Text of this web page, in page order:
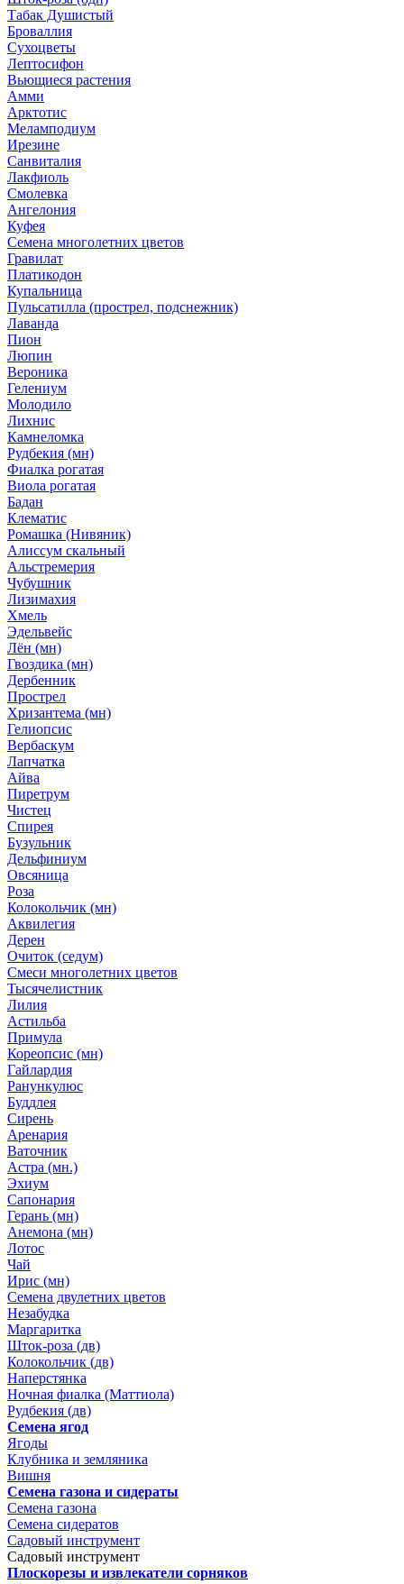
Табак Душистый
Броваллия
Сухоцветы
Лептосифон
Вьющиеся растения
Амми
Арктотис
Меламподиум
Ирезине
Санвиталия
Лакфиоль
Смолевка
Ангелония
Куфея
Семена многолетних цветов
Гравилат
Платикодон
Купальница
Пульсатилла (прострел, подснежник)
Лаванда
Пион
Люпин
Вероника
Гелениум
Молодило
Лихнис
Камнеломка
Рудбекия (мн)
Фиалка рогатая
Виола рогатая
Бадан
Клематис
Ромашка (Нивяник)
Алиссум скальный
Альстремерия
Чубушник
Лизимахия
Хмель
Эдельвейс
Лён (мн)
Гвоздика (мн)
Дербенник
Прострел
Хризантема (мн)
Гелиопсис
Вербаскум
Лапчатка
Айва
Пиретрум
Чистец
Спирея
Бузульник
Дельфиниум
Овсяница
Роза
Колокольчик (мн)
Аквилегия
Дерен
Очиток (седум)
Смеси многолетних цветов
Тысячелистник
Лилия
Астильба
Примула
Кореопсис (мн)
Гайлардия
Ранункулюс
Буддлея
Сирень
Аренария
Ваточник
Астра (мн.)
Эхиум
Сапонария
Герань (мн)
Анемона (мн)
Лотос
Чай
Ирис (мн)
Семена двулетних цветов
Незабудка
Маргаритка
Шток-роза (дв)
Колокольчик (дв)
Наперстянка
Ночная фиалка (Маттиола)
Рудбекия (дв)
Семена ягод
Ягоды
Клубника и земляника
Вишня
Семена газона и сидераты
Семена газона
Семена сидератов
Садовый инструмент
Садовый инструмент
Плоскорезы и извлекатели сорняков